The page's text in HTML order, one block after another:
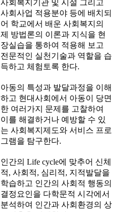
사회복지기관 및 시설 그리고
사회사업 적용분야 등에 배치되
어 학교에서 배운 사회복지의
제 방법론의 이론과 지식을 현
장실습을 통하여 적용해 보고
전문적인 실천기술과 역할을 습
득하고 체험토록 한다.
아동의 특성과 발달과정을 이해
하고 현대사회에서 아동이 당면
한 여러가지 문제를 고찰하여
이를 해결하거나 예방할 수 있
는 사회복지제도와 서비스 프로
그램을 탐구한다.
인간의 Life cycle에 맞추어 신체
적, 사회적, 심리적, 지적발달을
학습하고 인간의 사회적 행동의
결정요인을 다학문적 시각에서
분석하여 인간과 사회환경의 상